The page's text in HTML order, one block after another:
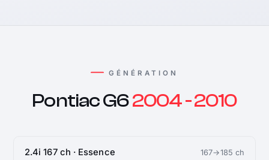
GÉNÉRATION
Pontiac G62004 - 2010
2.4i 167 ch · Essence 167→185 ch